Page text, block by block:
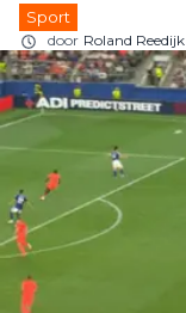
Sport
door Roland Reedijk